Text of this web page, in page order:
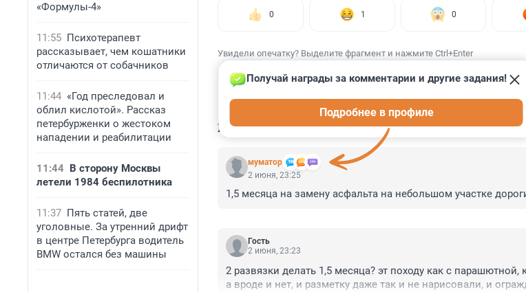
«Формулы-4»
11:55 Психотерапевт
рассказывает, чем кошатники
отличаются от собачников
11:44 «Год преследовал и
облил кислотой». Рассказ
петербурженки о жестоком
нападении и реабилитации
11:44 В сторону Москвы
летели 1984 беспилотника
11:37 Пять статей, две
уголовные. За утренний дрифт
в центре Петербурга водитель
BMW остался без машины
0 1 0
Увидели опечатку? Выделите фрагмент и нажмите Ctrl+Enter
КОММЕНТАРИИ 7
муматор
Получай награды за комментарии и другие задания!
Подробнее в профиле
2 июня, 23:25
1,5 месяца на замену асфальта на небольшом участке
Гость
2 июня, 23:23
2 развязки делать 1,5 месяца? эт походу как с
а вроде и нет, и разметку даже так и не нарисовали, и